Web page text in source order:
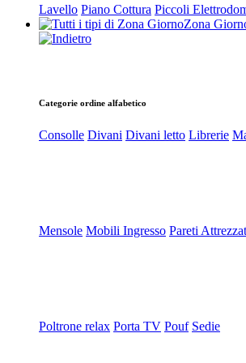
Lavello Piano Cottura Piccoli
Zona
Categorie ordine alfabetico
Consolle Divani Divani letto Librerie
Mensole Mobili Ingresso Pareti
Poltrone relax Porta TV Pouf Sedie